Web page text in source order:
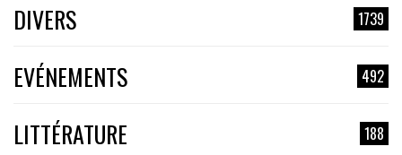
DIVERS 1739
EVÉNEMENTS 492
LITTÉRATURE 188